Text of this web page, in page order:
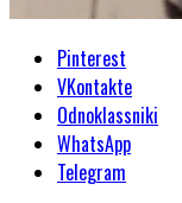
Pinterest
VKontakte
Odnoklassniki
WhatsApp
Telegram